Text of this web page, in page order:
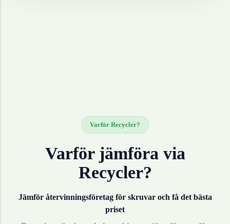
Varför Recycler?
Varför jämföra via
Recycler?
Jämför återvinningsföretag för skruvaroch få det bästa
priset